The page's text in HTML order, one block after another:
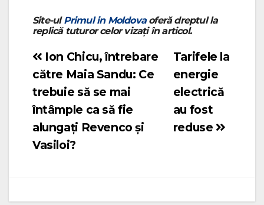
Site-ulPrimul in Moldovaoferă dreptul la
replică tuturor celor vizați în articol.
Navigare
în
articole
Tarifele la
energie
electrică
au fost
reduse
Ion Chicu, întrebare
către Maia Sandu: Ce
trebuie să se mai
întâmple ca să fie
alungați Revenco și
Vasiloi?